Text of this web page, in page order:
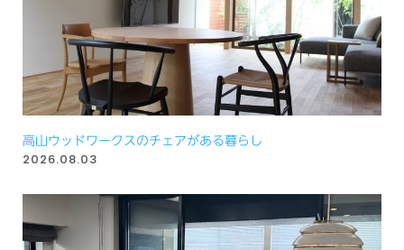
高山ウッドワークスのチェアがある暮らし
2026.08.03